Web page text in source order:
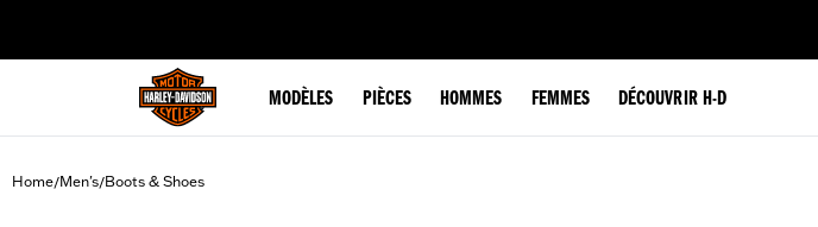
MODÈLES PIÈCES HOMMES FEMMES DÉCOUVRIR H-D
Home/Men's/Boots & Shoes